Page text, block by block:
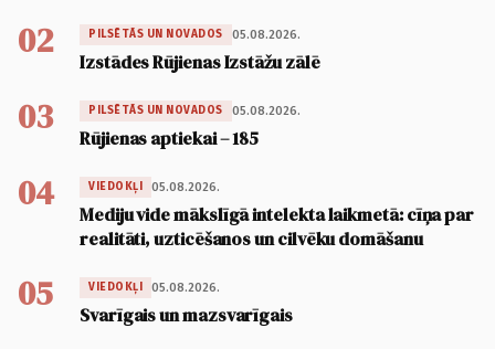
02 PILSĒTĀS UN NOVADOS 05.08.2026.
Izstādes Rūjienas Izstāžu zālē
03 PILSĒTĀS UN NOVADOS 05.08.2026.
Rūjienas aptiekai – 185
04 VIEDOKĻI 05.08.2026.
Mediju vide mākslīgā intelekta laikmetā: cīņa par
realitāti, uzticēšanos un cilvēku domāšanu
05 VIEDOKĻI 05.08.2026.
Svarīgais un mazsvarīgais